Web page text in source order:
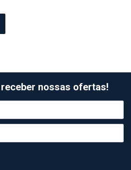
nossas ofertas!